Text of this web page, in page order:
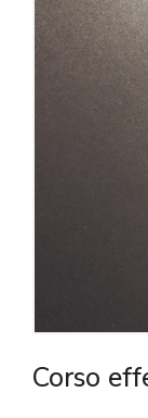
Corso